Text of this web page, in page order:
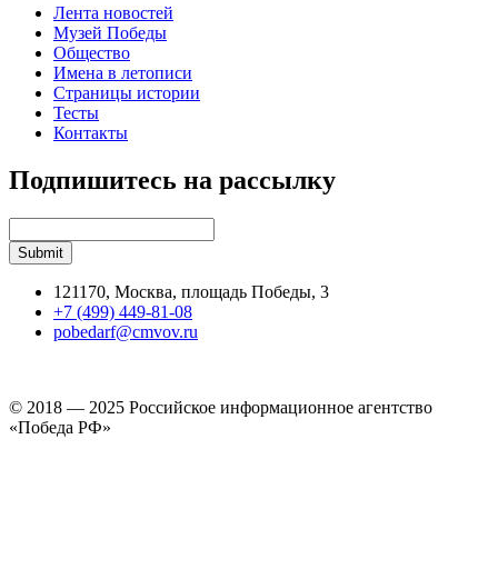
Лента новостей
Музей Победы
Общество
Имена в летописи
Страницы истории
Тесты
Контакты
Подпишитесь на рассылку
121170, Москва, площадь Победы, 3
+7 (499) 449-81-08
pobedarf@cmvov.ru
© 2018 — 2025 Российское информационное агентство
«Победа РФ»